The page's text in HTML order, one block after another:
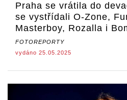
Praha se vrátila do
se vystřídali O-Zone,
Masterboy, Rozalla i
FOTOREPORTY
vydáno 25.05.2025